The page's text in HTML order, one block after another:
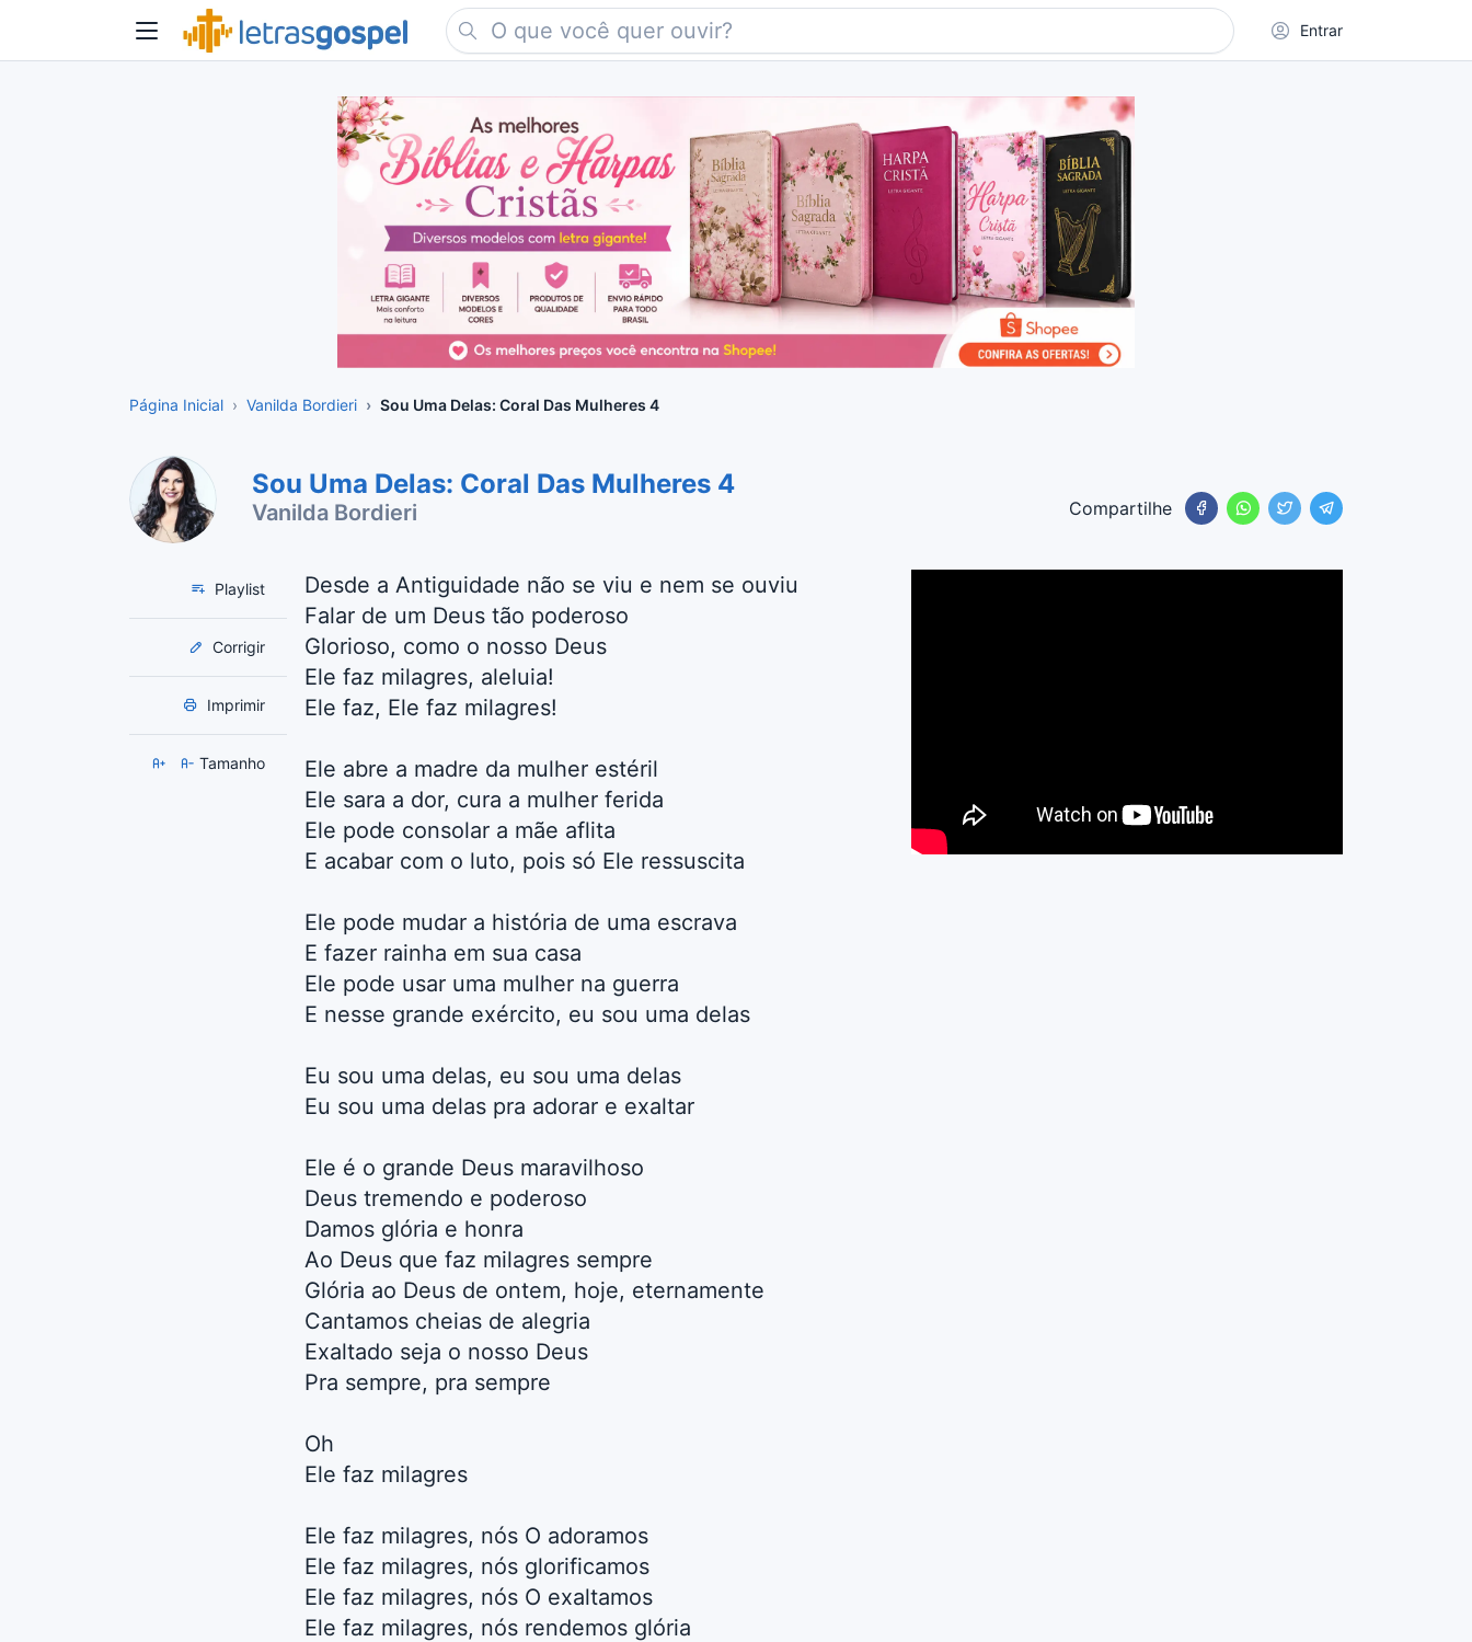
Entrar
Página Inicial Vanilda Bordieri Sou Uma Delas: Coral Das Mulheres 4
Sou Uma Delas: Coral Das Mulheres 4
Vanilda Bordieri Compartilhe
Playlist
Corrigir
Imprimir
Tamanho
Desde a Antiguidade não se viu e nem se ouviu
Falar de um Deus tão poderoso
Glorioso, como o nosso Deus
Ele faz milagres, aleluia!
Ele faz, Ele faz milagres!
Ele abre a madre da mulher estéril
Ele sara a dor, cura a mulher ferida
Ele pode consolar a mãe aflita
E acabar com o luto, pois só Ele ressuscita
Ele pode mudar a história de uma escrava
E fazer rainha em sua casa
Ele pode usar uma mulher na guerra
E nesse grande exército, eu sou uma delas
Eu sou uma delas, eu sou uma delas
Eu sou uma delas pra adorar e exaltar
Ele é o grande Deus maravilhoso
Deus tremendo e poderoso
Damos glória e honra
Ao Deus que faz milagres sempre
Glória ao Deus de ontem, hoje, eternamente
Cantamos cheias de alegria
Exaltado seja o nosso Deus
Pra sempre, pra sempre
Oh
Ele faz milagres
Ele faz milagres, nós O adoramos
Ele faz milagres, nós glorificamos
Ele faz milagres, nós O exaltamos
Ele faz milagres, nós rendemos glória